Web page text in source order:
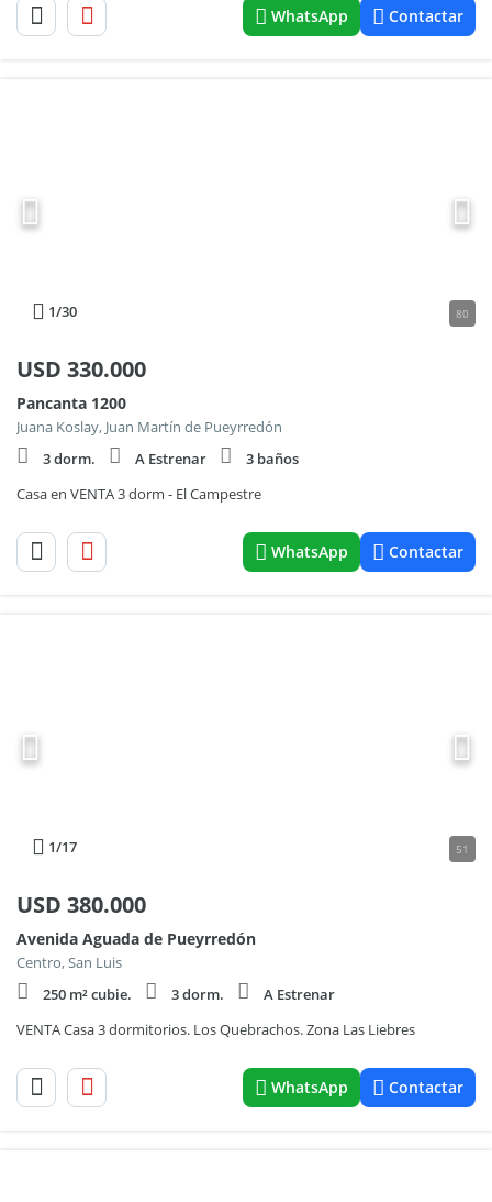
WhatsApp Contactar
1/30 80
USD 330.000
Pancanta 1200
Juana Koslay, Juan Martín de Pueyrredón
3 dorm.
A Estrenar
3 baños
Casa en VENTA 3 dorm - El Campestre
WhatsApp Contactar
1/17 51
USD 380.000
Avenida Aguada de Pueyrredón
Centro, San Luis
250 m² cubie.
3 dorm.
A Estrenar
VENTA Casa 3 dormitorios. Los Quebrachos. Zona Las Liebres
WhatsApp Contactar